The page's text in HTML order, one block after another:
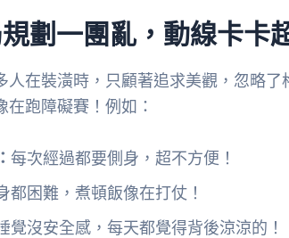
劃一團亂，動線卡卡
人在裝潢時，只顧著追求美觀，忽略
跑障礙賽！例如：
每次經過都要側身，超不方便！
都困難，煮頓飯像在打仗！
覺沒安全感，每天都覺得背後涼涼的！